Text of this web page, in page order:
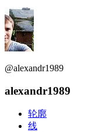
@alexandr1989
alexandr1989
轮廓
线